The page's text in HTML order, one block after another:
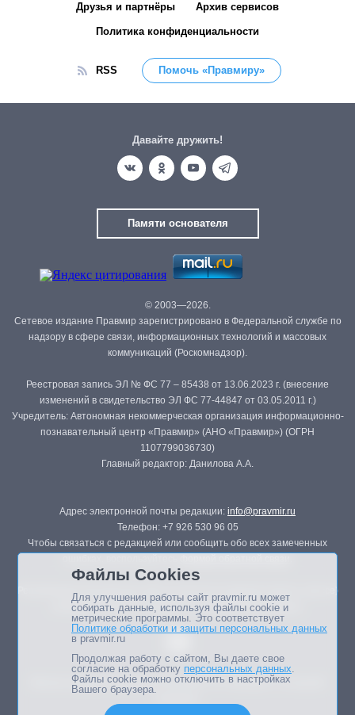
Друзья и партнёры Архив сервисов
Политика конфиденциальности
RSS Помочь «Правмиру»
Давайте дружить!
Памяти основателя
© 2003—2026.
Сетевое издание Правмир зарегистрировано в Федеральной службе по
надзору в сфере связи, информационных технологий и массовых
коммуникаций (Роскомнадзор).
Реестровая запись ЭЛ № ФС 77 – 85438 от 13.06.2023 г. (внесение
изменений в свидетельство ЭЛ ФС 77-44847 от 03.05.2011 г.)
Учредитель: Автономная некоммерческая организация информационно-
познавательный центр «Правмир» (АНО «Правмир») (ОГРН
1107799036730)
Главный редактор: Данилова А.А.
Адрес электронной почты редакции: info@pravmir.ru
Телефон: +7 926 530 96 05
Чтобы связаться с редакцией или сообщить обо всех замеченных
Републикация материалов сайта в печатных изданиях (книгах, прессе)
возможна только с письменного разрешения редакции.
Мнение авторов статей портала может не совпадать с позицией
Файлы Cookies
Для улучшения работы сайт pravmir.ru может
собирать данные, используя файлы cookie и
метрические программы. Это соответствует
Политике обработки и защиты персональных данных
в pravmir.ru
Продолжая работу с сайтом, Вы даете свое
согласие на обработку персональных данных.
Файлы cookie можно отключить в настройках
Вашего браузера.